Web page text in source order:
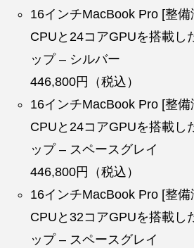
16インチMacBook Pro [整
CPUと24コアGPUを搭載し
ップ – シルバー
446,800円（税込）
16インチMacBook Pro [整
CPUと24コアGPUを搭載し
ップ – スペースグレイ
446,800円（税込）
16インチMacBook Pro [整
CPUと32コアGPUを搭載し
ップ – スペースグレイ